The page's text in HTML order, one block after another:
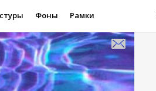
Фоны Рамки